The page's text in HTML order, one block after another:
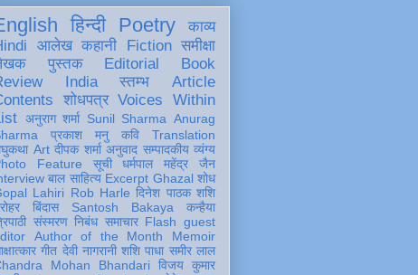
हिन्दी Poetry
काव्य
आलेख कहानी Fiction समीक्षा
पुस्तक Editorial
Book
India स्तम्भ
Article
शोधपत्र Voices Within
अनुराग शर्मा Sunil Sharma Anurag
प्रकाश मनु कवि
Translation
Art दीपक शर्मा अनुवाद सम्पादकीय व्यंग्य
Feature
सूची
धर्मपाल महेंद्र जैन
बाल साहित्य Excerpt Ghazal शोध
Lahiri Rob Harle दिनेश पाठक शशि
बिंदास Santosh Bakaya
कन्हैया
संस्मरण निबंध समाचार Flash guest
Author of the Month
Memoir
गीत देवी नागरानी शशि पाधा समीर लाल
Mohan Bhandari विजय कुमार